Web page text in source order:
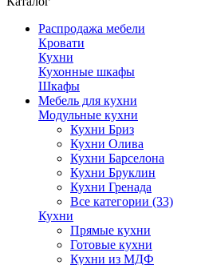
Распродажа мебели
Кровати
Кухни
Кухонные шкафы
Шкафы
Мебель для кухни
Модульные кухни
Кухни Бриз
Кухни Олива
Кухни Барселона
Кухни Бруклин
Кухни Гренада
Все категории (33)
Кухни
Прямые кухни
Готовые кухни
Кухни из МДФ